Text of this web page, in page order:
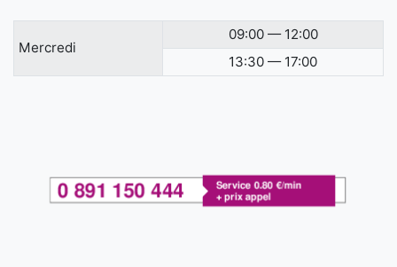
Mercredi
09:00 — 12:00
13:30 — 17:00